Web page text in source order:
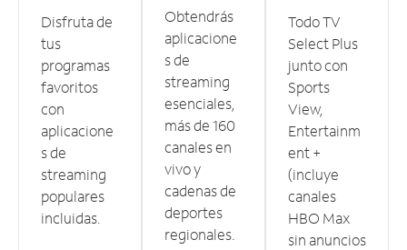
Disfruta de
tus
programas
favoritos
con
aplicacione
s de
streaming
populares
incluidas.
Obtendrás
aplicacione
s de
streaming
esenciales,
más de 160
canales en
vivo y
cadenas de
deportes
regionales.
Todo TV
Select Plus
junto con
Sports
View,
Entertainm
ent +
(incluye
canales
HBO Max
sin anuncios